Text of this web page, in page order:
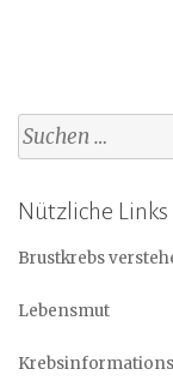
Suchen
nach:
Nützliche Links
Brustkrebs
Lebensmut